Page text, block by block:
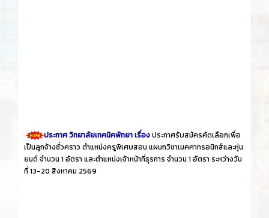
ประกาศ วิทยาลัยเทคนิคพัทยา เรื่องประกาศรับสมัครคัดเลือกเพื่อ
เป็นลูกจ้างชั่วคราว ตำแหน่งครูพิเศษสอน แผนกวิชาเมคคาทรอนิกส์และหุ่น
ยนต์ จำนวน 1 อัตรา และตำแหน่งเจ้าหน้าที่ธุรการ จำนวน 1 อัตรา ระหว่างวัน
ที่ 13-20 สิงหาคม 2569